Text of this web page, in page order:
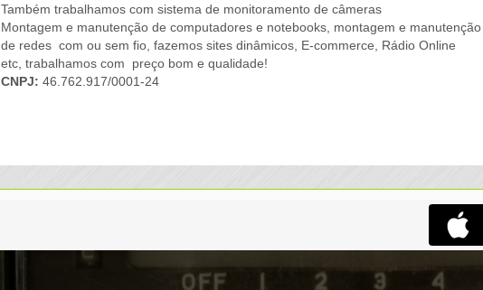
Também trabalhamos com sistema de monitoramento de câmeras
Montagem e manutenção de computadores e notebooks, montagem e manutenção
de redes com ou sem fio, fazemos sites dinâmicos, E-commerce, Rádio Online
etc, trabalhamos com preço bom e qualidade!
CNPJ: 46.762.917/0001-24